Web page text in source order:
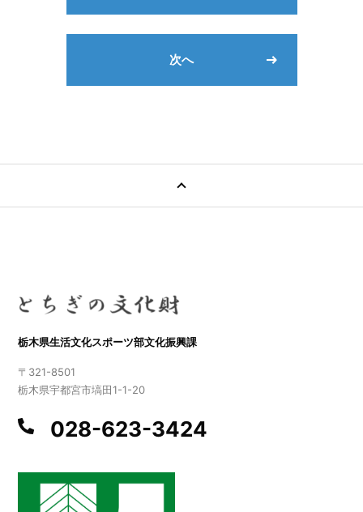
次へ
栃木県生活文化スポーツ部文化振興課
〒321-8501
栃木県宇都宮市塙田1-1-20
028-623-3424